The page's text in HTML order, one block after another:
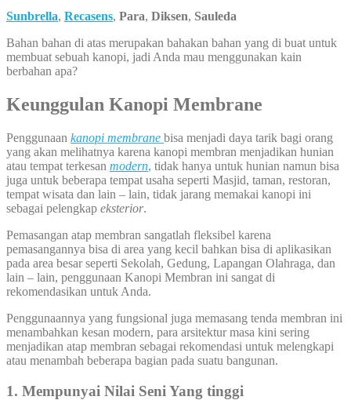
Sunbrella, Recasens, Para, Diksen, Sauleda
Bahan bahan di atas merupakan bahakan bahan yang di buat untuk
membuat sebuah kanopi, jadi Anda mau menggunakan kain
berbahan apa?
Keunggulan Kanopi Membrane
Penggunaan kanopi membrane bisa menjadi daya tarik bagi orang
yang akan melihatnya karena kanopi membran menjadikan hunian
atau tempat terkesan modern, tidak hanya untuk hunian namun bisa
juga untuk beberapa tempat usaha seperti Masjid, taman, restoran,
tempat wisata dan lain – lain, tidak jarang memakai kanopi ini
sebagai pelengkap eksterior.
Pemasangan atap membran sangatlah fleksibel karena
pemasangannya bisa di area yang kecil bahkan bisa di aplikasikan
pada area besar seperti Sekolah, Gedung, Lapangan Olahraga, dan
lain – lain, penggunaan Kanopi Membran ini sangat di
rekomendasikan untuk Anda.
Penggunaannya yang fungsional juga memasang tenda membran ini
menambahkan kesan modern, para arsitektur masa kini sering
menjadikan atap membran sebagai rekomendasi untuk melengkapi
atau menambah beberapa bagian pada suatu bangunan.
1. Mempunyai Nilai Seni Yang tinggi